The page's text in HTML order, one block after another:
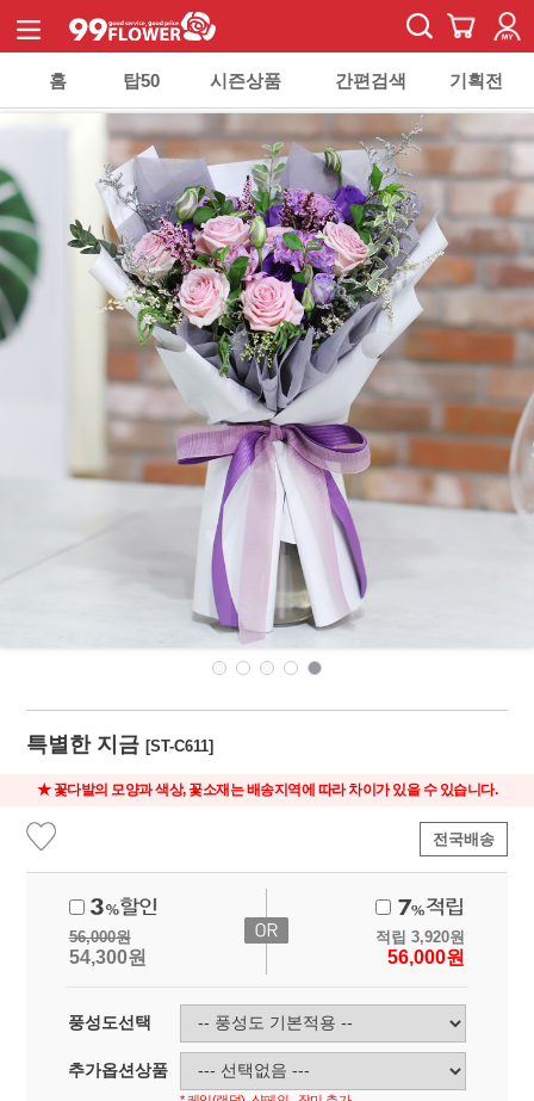
홈 탑50 시즌상품 간편검색 기획전
특별한 지금[ST-C611]
★ 꽃다발의 모양과 색상, 꽃소재는 배송지역에 따라 차이가 있을 수 있습니다.
전국배송
56,000원
54,300원
적립 3,920원
56,000원
풍성도선택
추가옵션상품